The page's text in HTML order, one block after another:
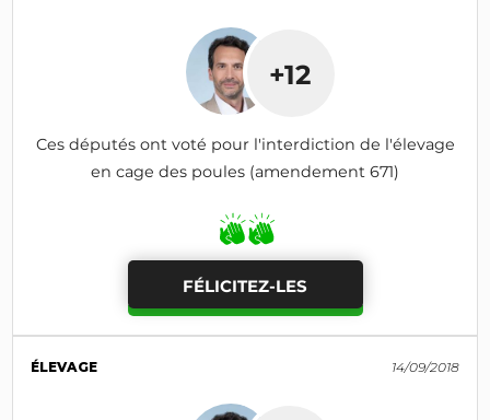
+12
Ces députés ont voté pour l'interdiction de l'élevage
en cage des poules (amendement 671)
FÉLICITEZ-LES
ÉLEVAGE 14/09/2018